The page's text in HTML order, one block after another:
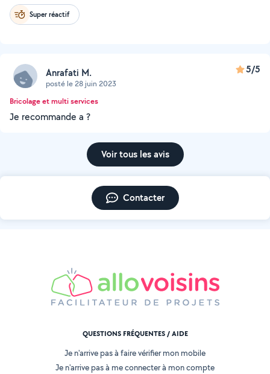
Super réactif
Anrafati M.
posté le 28 juin 2023
5/5
Bricolage et multi services
Je recommande a ?
Voir tous les avis
Contacter
QUESTIONS FRÉQUENTES / AIDE
Je n'arrive pas à faire vérifier mon mobile
Je n'arrive pas à me connecter à mon compte